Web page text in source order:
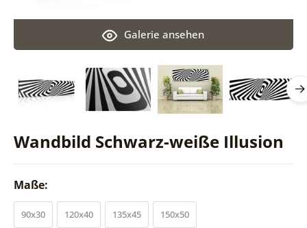
Wandbild Schwarz-weiße Illusion
Galerie ansehen
Maße:
90x30 120x40 135x45 150x50